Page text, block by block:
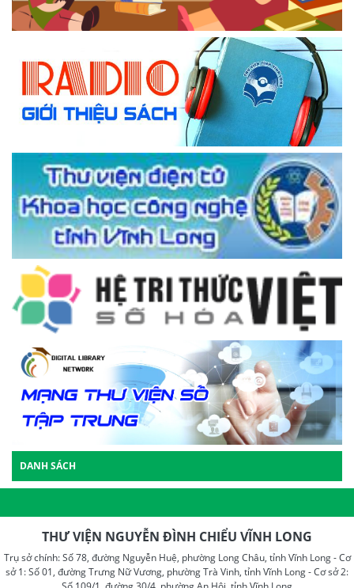
DANH SÁCH
THƯ VIỆN NGUYỄN ĐÌNH CHIỂU VĨNH LONG
Trụ sở chính: Số 78, đường Nguyễn Huệ, phường Long Châu, tỉnh Vĩnh Long - Cơ
sở 1: Số 01, đường Trưng Nữ Vương, phường Trà Vinh, tỉnh Vĩnh Long - Cơ sở 2: